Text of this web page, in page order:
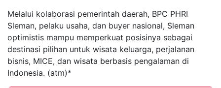
Melalui kolaborasi pemerintah daerah, BPC PHRI
Sleman, pelaku usaha, dan buyer nasional, Sleman
optimistis mampu memperkuat posisinya sebagai
destinasi pilihan untuk wisata keluarga, perjalanan
bisnis, MICE, dan wisata berbasis pengalaman di
Indonesia. (atm)*